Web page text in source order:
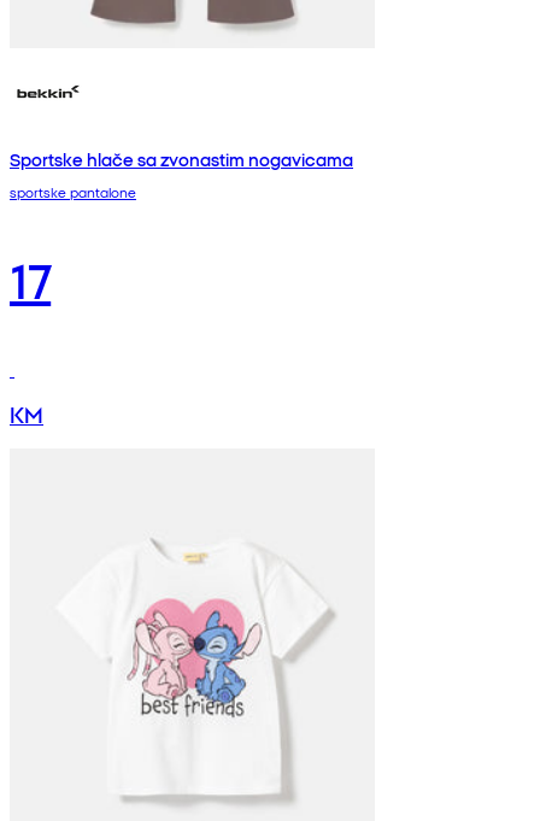
Sportske hlače sa zvonastim nogavicama
sportske pantalone
17
KM